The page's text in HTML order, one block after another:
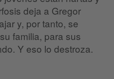
deja a Gregor
y, por tanto, se
familia, para sus
Y eso lo destroza.